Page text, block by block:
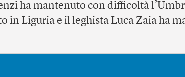
ha mantenuto con difficoltà
in Liguria e il leghista Luca Zaia ha